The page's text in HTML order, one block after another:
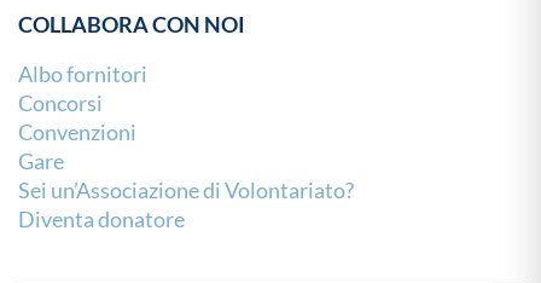
COLLABORA CON NOI
Albo fornitori
Concorsi
Convenzioni
Gare
Sei un’Associazione di Volontariato?
Diventa donatore